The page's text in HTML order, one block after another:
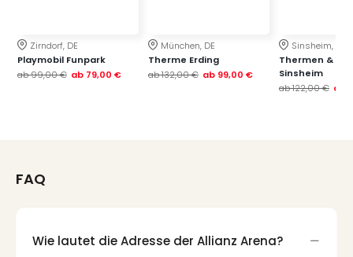
Zirndorf, DE
Playmobil Funpark
ab99,00 € ab 79,00 €
München, DE
Therme Erding
ab132,00 € ab 99,00 €
Sinsheim, DE
Thermen &
Sinsheim
ab122,00 € ab
FAQ
Wie lautet die Adresse der Allianz Arena?